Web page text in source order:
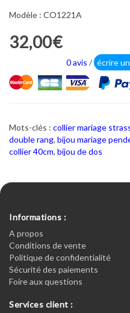
Modèle : CO1221A
32,00€
0 avis / écrire
Mots-clés : collier mariage
double rang, bijou mariage
collier 40cm, bijou de dos
Informations :
A propos
Conditions de vente
Politique de confidentialité
Sécurité des paiements
Foire aux questions
Services client :